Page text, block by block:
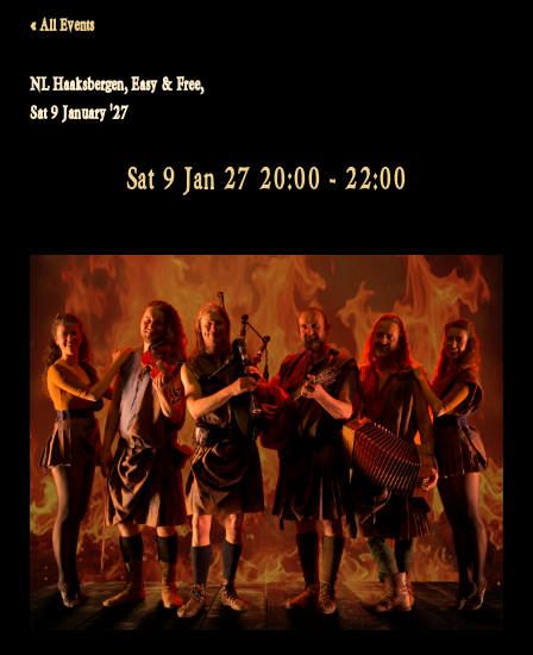
« All Events
NL Haaksbergen, Easy & Free,
Sat 9 January '27
Sat 9 Jan 27 20:00 - 22:00